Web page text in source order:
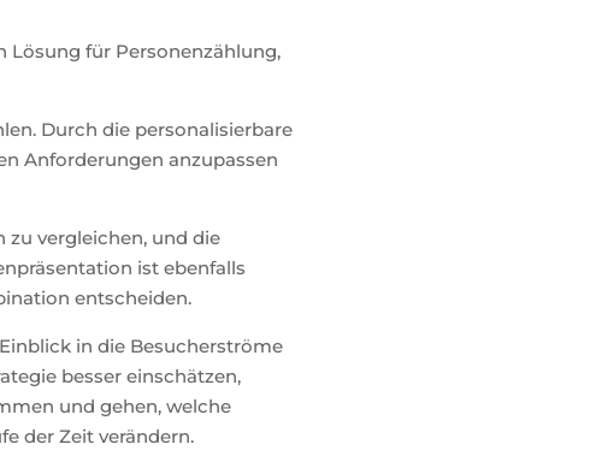
Lösung für Personenzählung,
Durch die personalisierbare
Anforderungen anzupassen
zu vergleichen, und die
ist ebenfalls
entscheiden.
in die Besucherströme
besser einschätzen,
und gehen, welche
der Zeit verändern.